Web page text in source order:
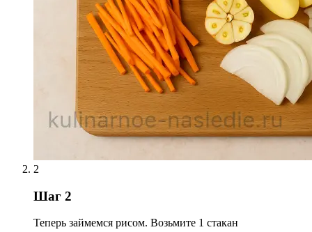
2
Шаг 2
Теперь займемся рисом. Возьмите 1 стакан